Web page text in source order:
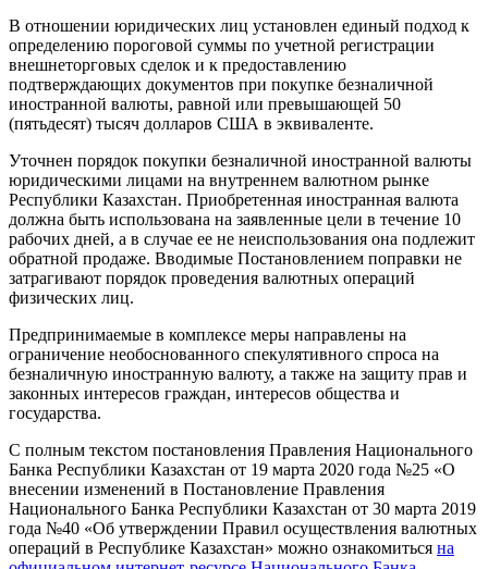
В отношении юридических лиц установлен единый подход к
определению пороговой суммы по учетной регистрации
внешнеторговых сделок и к предоставлению
подтверждающих документов при покупке безналичной
иностранной валюты, равной или превышающей 50
(пятьдесят) тысяч долларов США в эквиваленте.
Уточнен порядок покупки безналичной иностранной валюты
юридическими лицами на внутреннем валютном рынке
Республики Казахстан. Приобретенная иностранная валюта
должна быть использована на заявленные цели в течение 10
рабочих дней, а в случае ее не неиспользования она подлежит
обратной продаже. Вводимые Постановлением поправки не
затрагивают порядок проведения валютных операций
физических лиц.
Предпринимаемые в комплексе меры направлены на
ограничение необоснованного спекулятивного спроса на
безналичную иностранную валюту, а также на защиту прав и
законных интересов граждан, интересов общества и
государства.
C полным текстом постановления Правления Национального
Банка Республики Казахстан от 19 марта 2020 года №25 «О
внесении изменений в Постановление Правления
Национального Банка Республики Казахстан от 30 марта 2019
года №40 «Об утверждении Правил осуществления валютных
операций в Республике Казахстан» можно ознакомиться на